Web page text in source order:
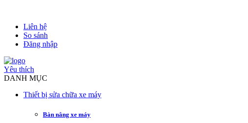
Liên hệ
So sánh
Đăng nhập
Yêu thích
DANH MỤC
Thiết bị sửa chữa xe máy
Bàn nâng xe máy